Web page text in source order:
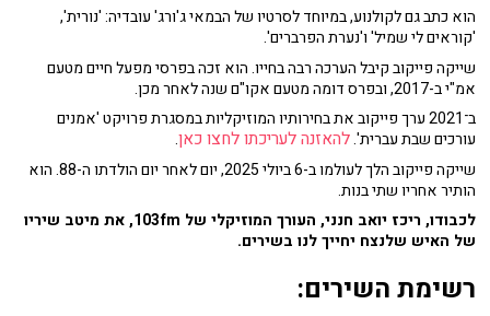
הוא כתב גם לקולנוע, במיוחד לסרטיו של הבמאי ג'ורג' עובדיה: 'נורית',
'קוראים לי שמיל' ו'נערת הפרברים'.
שייקה פייקוב קיבל הערכה רבה בחייו. הוא זכה בפרסי מפעל חיים מטעם
אמ"י ב-2017, ובפרס דומה מטעם אקו"ם שנה לאחר מכן.
ב־2021 ערך פייקוב את בחירותיו המוזיקליות במסגרת פרויקט 'אמנים
עורכים שבת עברית'.להאזנה לעריכתו לחצו כאן.
שייקה פייקוב הלך לעולמו ב-6 ביולי 2025, יום לאחר יום הולדתו ה-88. הוא
הותיר אחריו שתי בנות.
לכבודו, ריכז יואב חנני, העורך המוזיקלי של 103fm, את מיטב שיריו
של האיש שלנצח יחייך לנו בשירים.
רשימת השירים: